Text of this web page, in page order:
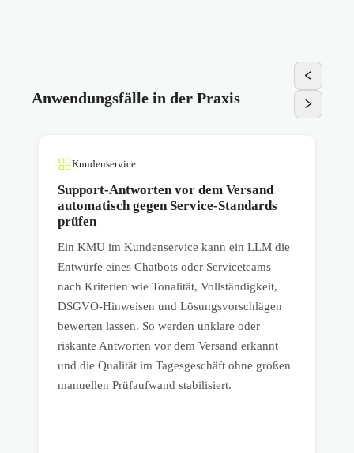
Anwendungsfälle in der Praxis
Kundenservice
Support-Antworten vor dem Versand
automatisch gegen Service-Standards
prüfen
Ein KMU im Kundenservice kann ein LLM die
Entwürfe eines Chatbots oder Serviceteams
nach Kriterien wie Tonalität, Vollständigkeit,
DSGVO-Hinweisen und Lösungsvorschlägen
bewerten lassen. So werden unklare oder
riskante Antworten vor dem Versand erkannt
und die Qualität im Tagesgeschäft ohne großen
manuellen Prüfaufwand stabilisiert.